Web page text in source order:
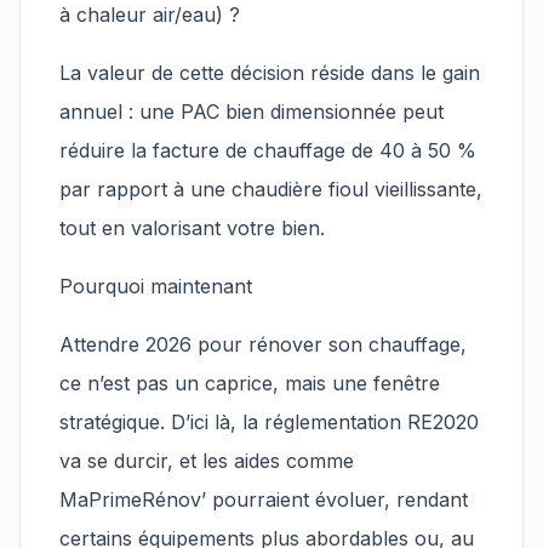
à chaleur air/eau) ?
La valeur de cette décision réside dans le gain
annuel : une PAC bien dimensionnée peut
réduire la facture de chauffage de 40 à 50 %
par rapport à une chaudière fioul vieillissante,
tout en valorisant votre bien.
Pourquoi maintenant
Attendre 2026 pour rénover son chauffage,
ce n’est pas un caprice, mais une fenêtre
stratégique. D’ici là, la réglementation RE2020
va se durcir, et les aides comme
MaPrimeRénov’ pourraient évoluer, rendant
certains équipements plus abordables ou, au